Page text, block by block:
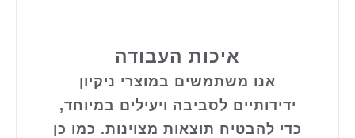
איכות העבודה
אנו משתמשים במוצרי ניקיון
ידידותיים לסביבה ויעילים במיוחד,
כדי להבטיח תוצאות מצוינות. כמו כן